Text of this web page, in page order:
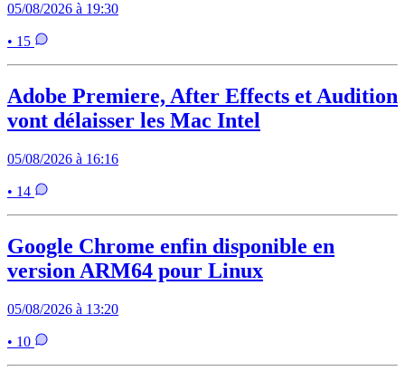
05/08/2026 à 19:30
• 15
Adobe Premiere, After Effects et Audition
vont délaisser les Mac Intel
05/08/2026 à 16:16
• 14
Google Chrome enfin disponible en
version ARM64 pour Linux
05/08/2026 à 13:20
• 10